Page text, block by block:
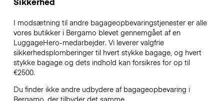
I modsætning til andre bagageopbevaringstjenesterer alle
vores butikker i Bergamo blevet gennemgået af en
LuggageHero-medarbejder. Vi leverer valgfrie
sikkerhedsplomberinger til hvert stykke bagage, og hvert
stykke bagage og dets indhold kan forsikres for op til
€2500.
Du finder ikke andre udbydere af bagageopbevaring i